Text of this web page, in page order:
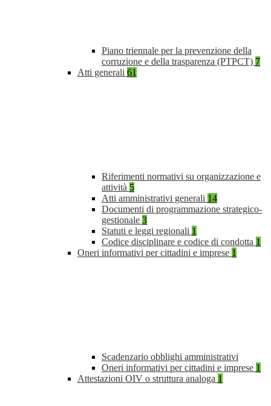
Piano triennale per la prevenzione della
corruzione e della trasparenza (PTPCT) 7
Atti generali 61
Riferimenti normativi su organizzazione e
attività 5
Atti amministrativi generali 14
Documenti di programmazione strategico-
gestionale 3
Statuti e leggi regionali 1
Codice disciplinare e codice di condotta 1
Oneri informativi per cittadini e imprese 1
Scadenzario obblighi amministrativi
Oneri informativi per cittadini e imprese 1
Attestazioni OIV o struttura analoga 1